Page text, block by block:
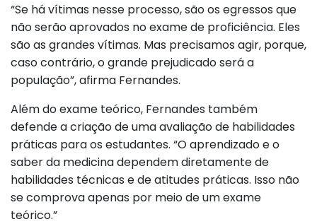
“Se há vítimas nesse processo, são os egressos que
não serão aprovados no exame de proficiência. Eles
são as grandes vítimas. Mas precisamos agir, porque,
caso contrário, o grande prejudicado será a
população”, afirma Fernandes.
Além do exame teórico, Fernandes também
defende a criação de uma avaliação de habilidades
práticas para os estudantes. “O aprendizado e o
saber da medicina dependem diretamente de
habilidades técnicas e de atitudes práticas. Isso não
se comprova apenas por meio de um exame
teórico.”